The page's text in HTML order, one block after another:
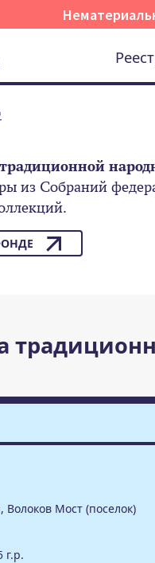
из Собраний
Волоков Мост (поселок)
г.р.